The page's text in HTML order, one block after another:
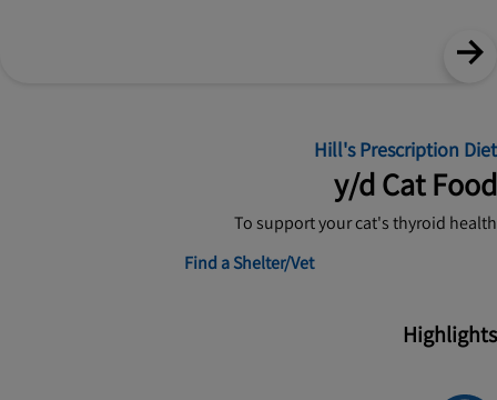
Hill's Prescription Diet
y/d Cat Food
To support your cat's thyroid health
Find a Shelter/Vet
Highlights